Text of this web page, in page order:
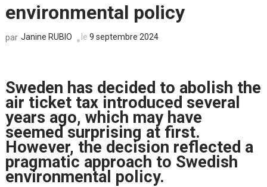
environmental policy
par Janine RUBIO le 9 septembre 2024
Sweden has decided to abolish the
air ticket tax introduced several
years ago, which may have
seemed surprising at first.
However, the decision reflected a
pragmatic approach to Swedish
environmental policy.